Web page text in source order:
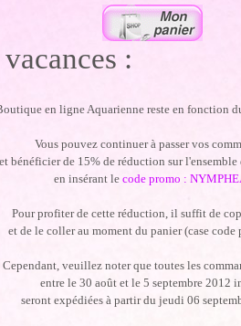
:
en ligne Aquarienne reste en fonction
Vous pouvez continuer à passer vos
et bénéficier de 15% de réduction sur l'ensemble
en insérant lecode promo :
Pour profiter de cette réduction, il suffit de
et de le coller au moment du panier (case code
Cependant, veuillez noter que toutes les
entre le 30 août et le 5 septembre 2012
seront expédiées à partir du jeudi 06